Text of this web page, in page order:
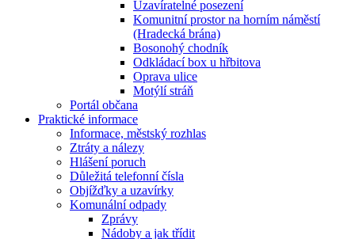
Uzavíratelné posezení
Komunitní prostor na horním náměstí
(Hradecká brána)
Bosonohý chodník
Odkládací box u hřbitova
Oprava ulice
Motýlí stráň
Portál občana
Praktické informace
Informace, městský rozhlas
Ztráty a nálezy
Hlášení poruch
Důležitá telefonní čísla
Objížďky a uzavírky
Komunální odpady
Zprávy
Nádoby a jak třídit